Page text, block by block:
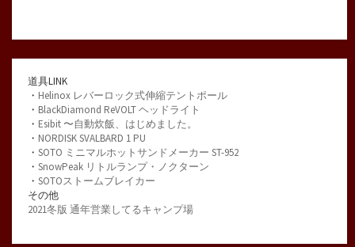
道具LINK
・ Helinox レバーロック式伸縮テントポール
・ BlackDiamond ReVOLT ヘッドライト
・ Esibit 〜自動炊飯、はじめました。
・ NORDISK SVALBARD 1 PU
・ SOTO ミニマルホットサンドメーカー ST-952
・ SnowPeak リトルランプ・ノクターン
・ SOTOストームブレイカー
その他
2021冬版 通年営業してるキャンプ場